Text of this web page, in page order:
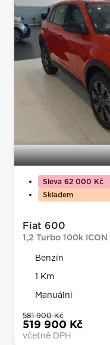
Sleva 62 000 Kč
Skladem
Fiat 600
1,2 Turbo 100k ICON
Benzín
1 Km
Manuální
581 900 Kč
519 900 Kč
včetně DPH